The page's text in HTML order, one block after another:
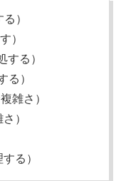
）
）
する）
る）
雑さ）
）
る）